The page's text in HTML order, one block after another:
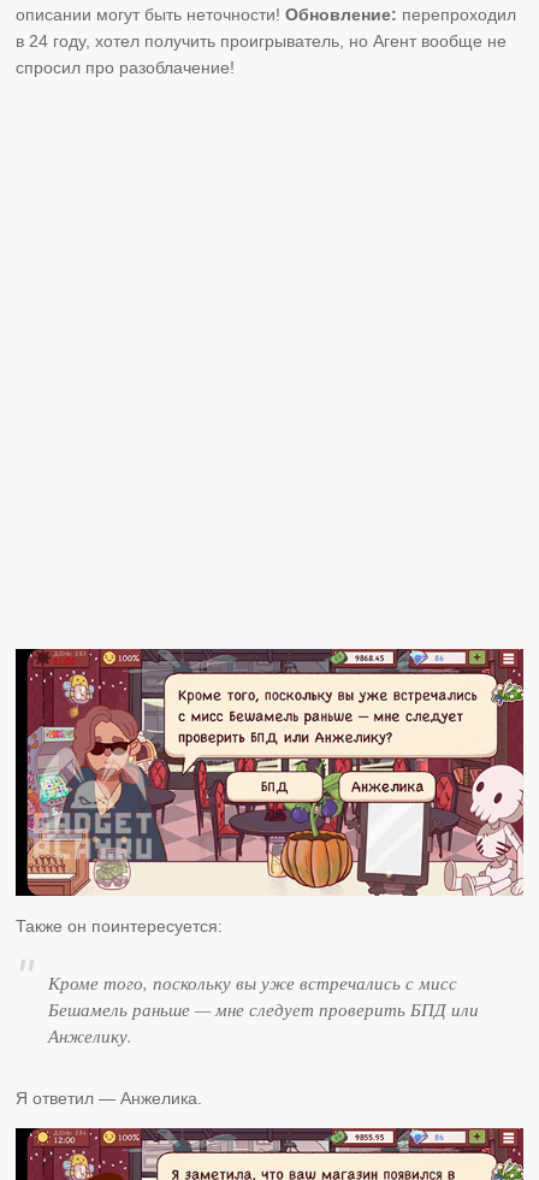
описании могут быть неточности!Обновление: перепроходил
в 24 году, хотел получить проигрыватель, но Агент вообще не
спросил про разоблачение!
Также он поинтересуется:
Кроме того, поскольку вы уже встречались с мисс
Бешамель раньше — мне следует проверить БПД или
Анжелику.
Я ответил — Анжелика.